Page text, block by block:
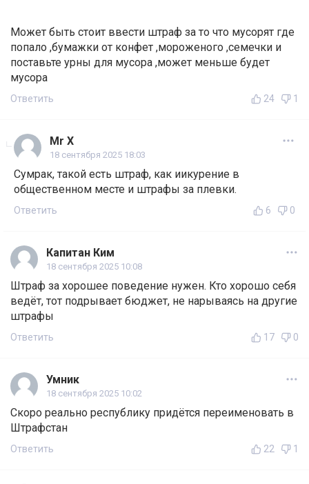
Может быть стоит ввести штраф за то что мусорят где
попало ,бумажки от конфет ,мороженого ,семечки и
поставьте урны для мусора ,может меньше будет
мусора
Ответить 24 1
Mr X
18 сентября 2025 18:03
Сумрак, такой есть штраф, как иикурение в
общественном месте и штрафы за плевки.
Ответить 6 0
Капитан Ким
18 сентября 2025 10:08
Штраф за хорошее поведение нужен. Кто хорошо себя
ведёт, тот подрывает бюджет, не нарываясь на другие
штрафы
Ответить 17 0
Умник
18 сентября 2025 10:02
Скоро реально республику придётся переименовать в
Штрафстан
Ответить 22 1